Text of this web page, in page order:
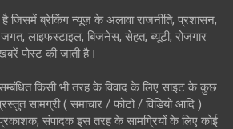
है जिसमें ब्रेकिंग न्यूज़ के अलावा राजनीति, प्रशासन,
लाइफस्टाइल, बिजनेस, सेहत, ब्यूटी, रोजगार
पोस्ट की जाती है।
किसी भी तरह के विवाद के लिए साइट के कुछ
सामग्री ( समाचार / फोटो / विडियो आदि )
प्रकाशक, संपादक इस तरह के सामग्रियों के लिए कोई